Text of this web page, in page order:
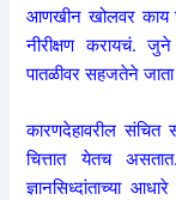
आणखीन खोलवर काय
नीरीक्षण करायचं.
पातळीवर सहजतेने
कारणदेहावरील संचित
चित्तात येतच
ज्ञानसिध्दांताच्या